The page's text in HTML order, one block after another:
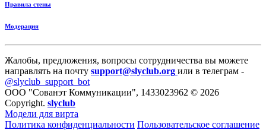
Правила стены
Модерация
Жалобы, предложения, вопросы сотрудничества вы можете
направлять на почту support@slyclub.org или в телеграм -
@slyclub_support_bot
ООО "Сованэт Коммуникации", 1433023962 © 2026
Copyright. slyclub
Модели для вирта
Политика конфиденциальности Пользовательское соглашение